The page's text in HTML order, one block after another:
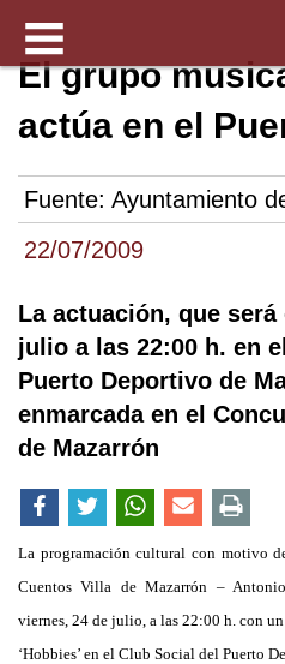
22/07/2009
El grupo
actúa en el
Fuente: Ayuntamiento
La actuación, que
julio a las 22:00 h. en
Puerto Deportivo de
enmarcada en el
de Mazarrón
La programación cultural con motivo
Cuentos Villa de Mazarrón –
viernes, 24 de julio, a las 22:00 h. con
‘Hobbies’ en el Club Social del Puerto